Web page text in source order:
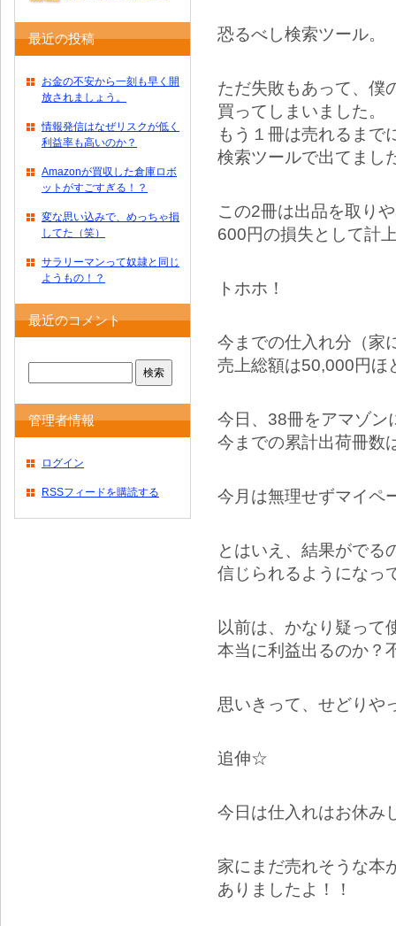
恐るべし検索ツール。
ただ失敗もあって、僕
買ってしまいました。
もう１冊は売れるまで
検索ツールで出てまし
この2冊は出品を取り
600円の損失として計
トホホ！
今までの仕入れ分（家
売上総額は50,000円ほ
今日、38冊をアマゾン
今までの累計出荷冊数
今月は無理せずマイペ
とはいえ、結果がでる
信じられるようになっ
以前は、かなり疑って
本当に利益出るのか？
思いきって、せどりや
追伸☆
今日は仕入れはお休み
家にまだ売れそうな本
ありましたよ！！
最近の投稿
お金の不安から一刻も早く開
放されましょう。
情報発信はなぜリスクが低く
利益率も高いのか？
Amazonが買収した倉庫ロボ
ットがすごすぎる！？
変な思い込みで、めっちゃ損
してた（笑）
サラリーマンって奴隷と同じ
ようもの！？
最近のコメント
管理者情報
ログイン
RSSフィードを購読する